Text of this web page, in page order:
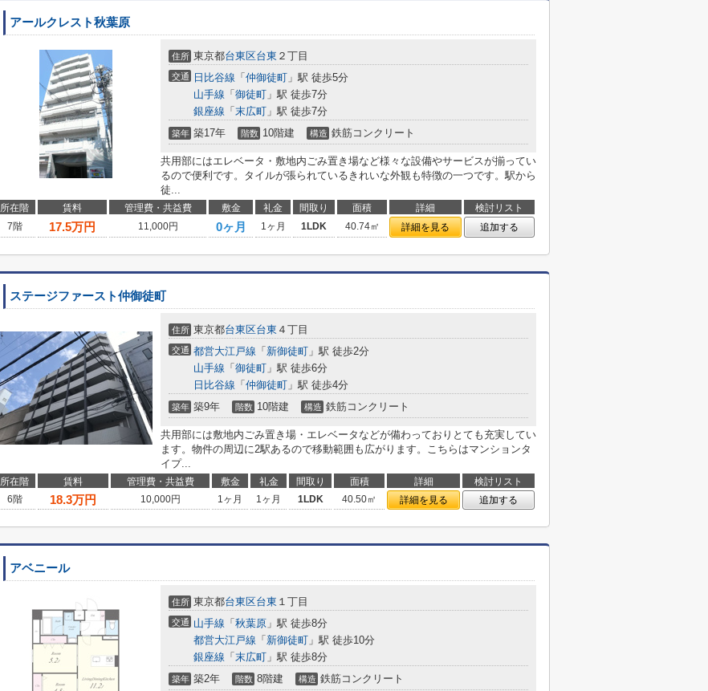
アールクレスト秋葉原
住所 東京都台東区台東 ２丁目
交通 日比谷線 「 仲御徒町 」駅 徒歩5分
山手線 「 御徒町 」駅 徒歩7分
銀座線 「 末広町 」駅 徒歩7分
築年 築17年 階数 10階建 構造 鉄筋コンクリート
共用部にはエレベータ・敷地内ごみ置き場など様々な設備やサービスが揃ってい
るので便利です。タイルが張られているきれいな外観も特徴の一つです。駅から
徒...
所在階 賃料 管理費・共益費 敷金 礼金 間取り 面積 詳細
検討リスト
7階
17.5万円 11,000円 0ヶ月 1ヶ月 1LDK 40.74㎡ 詳細を見る 追加する
ステージファースト仲御徒町
住所 東京都台東区台東 ４丁目
交通 都営大江戸線 「 新御徒町 」駅 徒歩2分
山手線 「 御徒町 」駅 徒歩6分
日比谷線 「 仲御徒町 」駅 徒歩4分
築年 築9年 階数 10階建 構造 鉄筋コンクリート
共用部には敷地内ごみ置き場・エレベータなどが備わっておりとても充実してい
ます。物件の周辺に2駅あるので移動範囲も広がります。こちらはマンションタ
イプ...
所在階 賃料 管理費・共益費 敷金 礼金 間取り 面積 詳細
検討リスト
6階
18.3万円 10,000円 1ヶ月 1ヶ月 1LDK 40.50㎡ 詳細を見る 追加する
アベニール
住所 東京都台東区台東 １丁目
交通 山手線 「 秋葉原 」駅 徒歩8分
都営大江戸線 「 新御徒町 」駅 徒歩10分
銀座線 「 末広町 」駅 徒歩8分
築年 築2年 階数 8階建 構造 鉄筋コンクリート